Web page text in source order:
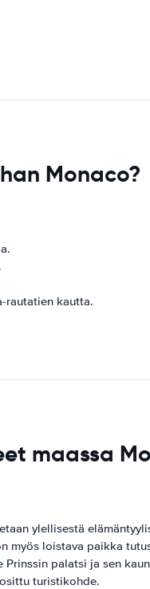
Monaco?
rautatien kautta.
maassa
ylellisestä
myös loistava paikka
palatsi ja sen
turistikohde.